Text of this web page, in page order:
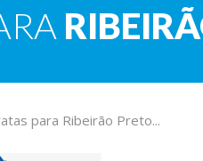
para Ribeirão Preto...